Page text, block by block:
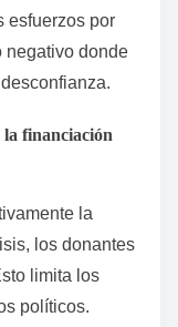
esfuerzos por
negativo donde
la financiación
la
los donantes
limita los
políticos.